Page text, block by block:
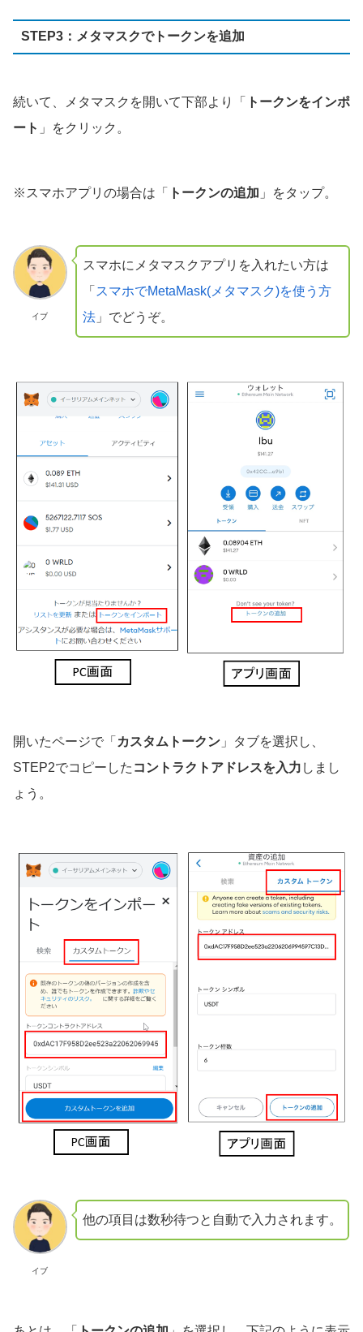
STEP3：メタマスクでトークンを追加
続いて、メタマスクを開いて下部より「
トークンをインポ
ート 」をクリック。
※スマホアプリの場合は「 トークンの追加 」をタップ。
イブ
スマホにメタマスクアプリを入れたい方は
「 スマホでMetaMask(メタマスク)を使う方
法」でどうぞ。
開いたページで「 カスタムトークン 」タブを選択し、
STEP2でコピーした コントラクトアドレスを入力 しまし
ょう。
イブ
他の項目は数秒待つと自動で入力されます。